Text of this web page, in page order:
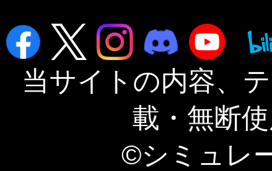
当サイトの内容、
載・無断
©シミュレ